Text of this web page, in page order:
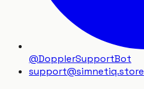
@DopplerSupportBot
support@simnetiq.store